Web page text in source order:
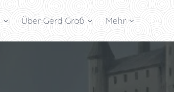
Über Gerd Groß Mehr